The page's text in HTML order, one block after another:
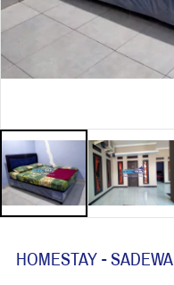
HOMESTAY - SADEWA